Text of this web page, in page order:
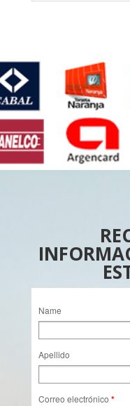
Name
Apellido
Correo electrónico *